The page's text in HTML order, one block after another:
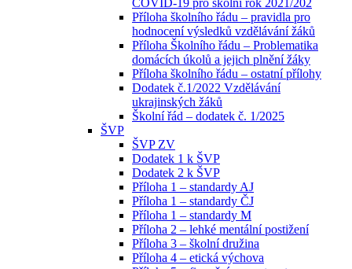
COVID-19 pro školní rok 2021/202
Příloha školního řádu – pravidla pro
hodnocení výsledků vzdělávání žáků
Příloha Školního řádu – Problematika
domácích úkolů a jejich plnění žáky
Příloha školního řádu – ostatní přílohy
Dodatek č.1/2022 Vzdělávání
ukrajinských žáků
Školní řád – dodatek č. 1/2025
ŠVP
ŠVP ZV
Dodatek 1 k ŠVP
Dodatek 2 k ŠVP
Příloha 1 – standardy AJ
Příloha 1 – standardy ČJ
Příloha 1 – standardy M
Příloha 2 – lehké mentální postižení
Příloha 3 – školní družina
Příloha 4 – etická výchova